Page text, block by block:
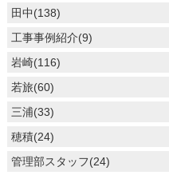
田中(138)
工事事例紹介(9)
岩崎(116)
若旅(60)
三浦(33)
穂積(24)
管理部スタッフ(24)